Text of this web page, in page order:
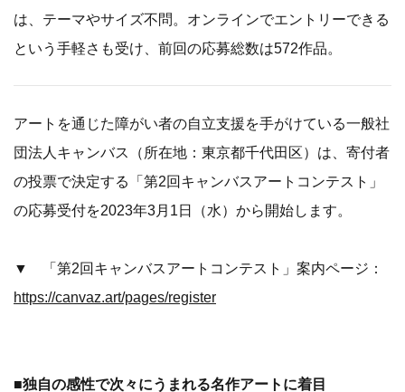
は、テーマやサイズ不問。オンラインでエントリーできる
という手軽さも受け、前回の応募総数は572作品。
アートを通じた障がい者の自立支援を手がけている一般社
団法人キャンバス（所在地：東京都千代田区）は、寄付者
の投票で決定する「第2回キャンバスアートコンテスト」
の応募受付を2023年3月1日（水）から開始します。
▼ 「第2回キャンバスアートコンテスト」案内ページ：
https://canvaz.art/pages/register
■独自の感性で次々にうまれる名作アートに着目